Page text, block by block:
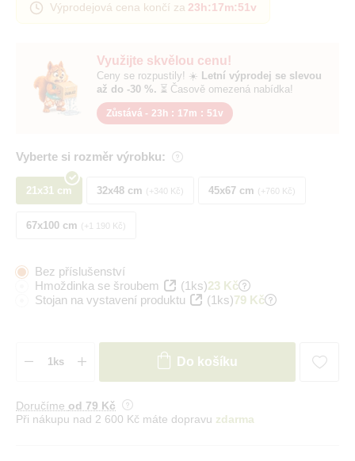
Využijte skvělou cenu!
Ceny se rozpustily! ☀️ Letní výprodej se slevou
až do -30 %. ⏳ Časově omezená nabídka!
Zůstává - 23h : 17m : 50v
Vyberte si rozměr výrobku:
21x31 cm 32x48 cm +340 Kč 45x67 cm +760 Kč
67x100 cm +1 190 Kč
Výprodejová cena končí za 23h:17m:50v
Bez příslušenství
Hmoždinka se šroubem
(1ks)23 Kč
Stojan na vystavení produktu
(1ks)79 Kč
Do košíku
Doručíme od 79 Kč
Při nákupu nad 2 600 Kč máte dopravu zdarma